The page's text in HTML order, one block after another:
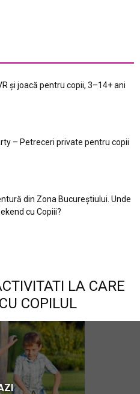
și joacă pentru copii, 3–14+ ani
– Petreceri private pentru copii
din Zona Bucureştiului. Unde
cu Copiii?
LA CARE
COPILUL